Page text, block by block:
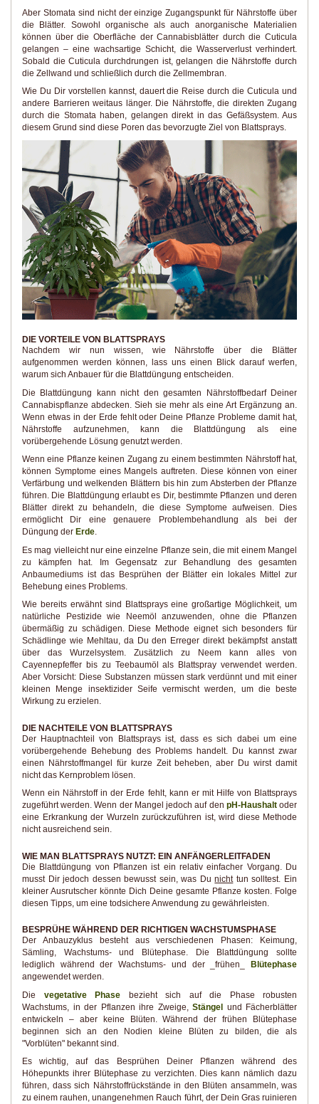
Aber Stomata sind nicht der einzige Zugangspunkt für Nährstoffe über
die Blätter. Sowohl organische als auch anorganische Materialien
können über die Oberfläche der Cannabisblätter durch die Cuticula
gelangen – eine wachsartige Schicht, die Wasserverlust verhindert.
Sobald die Cuticula durchdrungen ist, gelangen die Nährstoffe durch
die Zellwand und schließlich durch die Zellmembran.
Wie Du Dir vorstellen kannst, dauert die Reise durch die Cuticula und
andere Barrieren weitaus länger. Die Nährstoffe, die direkten Zugang
durch die Stomata haben, gelangen direkt in das Gefäßsystem. Aus
diesem Grund sind diese Poren das bevorzugte Ziel von Blattsprays.
DIE VORTEILE VON BLATTSPRAYS
Nachdem wir nun wissen, wie Nährstoffe über die Blätter
aufgenommen werden können, lass uns einen Blick darauf werfen,
warum sich Anbauer für die Blattdüngung entscheiden.
Die Blattdüngung kann nicht den gesamten Nährstoffbedarf Deiner
Cannabispflanze abdecken. Sieh sie mehr als eine Art Ergänzung an.
Wenn etwas in der Erde fehlt oder Deine Pflanze Probleme damit hat,
Nährstoffe aufzunehmen, kann die Blattdüngung als eine
vorübergehende Lösung genutzt werden.
Wenn eine Pflanze keinen Zugang zu einem bestimmten Nährstoff hat,
können Symptome eines Mangels auftreten. Diese können von einer
Verfärbung und welkenden Blättern bis hin zum Absterben der Pflanze
führen. Die Blattdüngung erlaubt es Dir, bestimmte Pflanzen und deren
Blätter direkt zu behandeln, die diese Symptome aufweisen. Dies
ermöglicht Dir eine genauere Problembehandlung als bei der
Düngung der Erde.
Es mag vielleicht nur eine einzelne Pflanze sein, die mit einem Mangel
zu kämpfen hat. Im Gegensatz zur Behandlung des gesamten
Anbaumediums ist das Besprühen der Blätter ein lokales Mittel zur
Behebung eines Problems.
Wie bereits erwähnt sind Blattsprays eine großartige Möglichkeit, um
natürliche Pestizide wie Neemöl anzuwenden, ohne die Pflanzen
übermäßig zu schädigen. Diese Methode eignet sich besonders für
Schädlinge wie Mehltau, da Du den Erreger direkt bekämpfst anstatt
über das Wurzelsystem. Zusätzlich zu Neem kann alles von
Cayennepfeffer bis zu Teebaumöl als Blattspray verwendet werden.
Aber Vorsicht: Diese Substanzen müssen stark verdünnt und mit einer
kleinen Menge insektizider Seife vermischt werden, um die beste
Wirkung zu erzielen.
DIE NACHTEILE VON BLATTSPRAYS
Der Hauptnachteil von Blattsprays ist, dass es sich dabei um eine
vorübergehende Behebung des Problems handelt. Du kannst zwar
einen Nährstoffmangel für kurze Zeit beheben, aber Du wirst damit
nicht das Kernproblem lösen.
Wenn ein Nährstoff in der Erde fehlt, kann er mit Hilfe von Blattsprays
zugeführt werden. Wenn der Mangel jedoch auf den pH-Haushaltoder
eine Erkrankung der Wurzeln zurückzuführen ist, wird diese Methode
nicht ausreichend sein.
WIE MAN BLATTSPRAYS NUTZT: EIN ANFÄNGERLEITFADEN
Die Blattdüngung von Pflanzen ist ein relativ einfacher Vorgang. Du
musst Dir jedoch dessen bewusst sein, was Dunichttun solltest. Ein
kleiner Ausrutscher könnte Dich Deine gesamte Pflanze kosten. Folge
diesen Tipps, um eine todsichere Anwendung zu gewährleisten.
BESPRÜHE WÄHREND DER RICHTIGEN WACHSTUMSPHASE
Der Anbauzyklus besteht aus verschiedenen Phasen: Keimung,
Sämling, Wachstums- und Blütephase. Die Blattdüngung sollte
lediglich während der Wachstums- und der _frühen_
Blütephase
angewendet werden.
Die vegetative Phase bezieht sich auf die Phase robusten
Wachstums, in der Pflanzen ihre Zweige, Stängel und Fächerblätter
entwickeln – aber keine Blüten. Während der frühen Blütephase
beginnen sich an den Nodien kleine Blüten zu bilden, die als
"Vorblüten" bekannt sind.
Es wichtig, auf das Besprühen Deiner Pflanzen während des
Höhepunkts ihrer Blütephase zu verzichten. Dies kann nämlich dazu
führen, dass sich Nährstoffrückstände in den Blüten ansammeln, was
zu einem rauhen, unangenehmen Rauch führt, der Dein Gras ruinieren